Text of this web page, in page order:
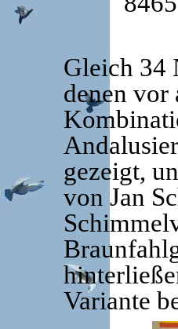
Gleich 34
denen vor
gezeigt,
von Jan
Variante